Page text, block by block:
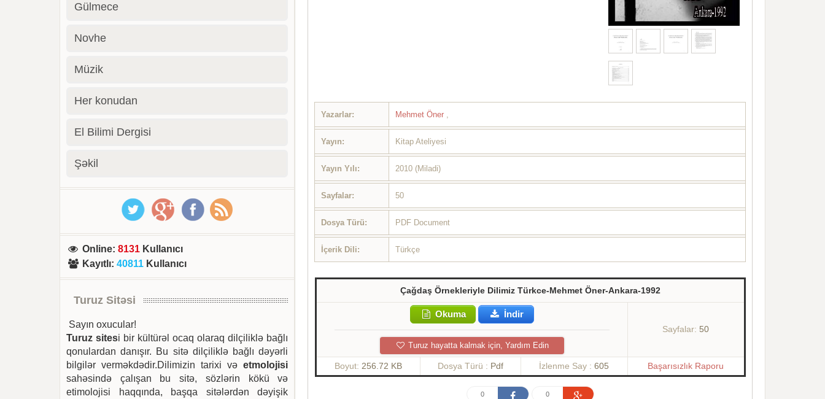
Yazarlar: Mehmet Öner
Yayın: Kitap Ateliyesi
Yayın Yılı: 2010 (Miladi)
Sayfalar: 50
Dosya Türü: PDF Document
İçerik Dili: Türkçe
Çağdaş Örnekleriyle Dilimiz Türkce-Mehmet Öner-Ankara-1992
Okuma İndir
Turuz hayatta kalmak için, Yardım Edin
Sayfalar: 50
Boyut: 256.72 KB Dosya Türü : Pdf İzlenme Say :605 Başarısızlık Raporu
0 0
Gülmece
Novhe
Müzik
Her konudan
El Bilimi Dergisi
Şəkil
Online:8131 Kullanıcı
Kayıtlı:40811 Kullanıcı
Turuz Sitəsi
Sayın oxucular!
Turuz sitesi bir kültürəl ocaq olaraq dilçiliklə bağlı
qonulardan danışır. Bu sitə dilçiliklə bağlı dəyərli
bilgilər verməkdədir.Dilimizin tarixi vəetmolojisi
sahəsində çalışan bu sitə, sözlərin kökü və
etimolojisi haqqında, başqa sitələrdən dəyişik